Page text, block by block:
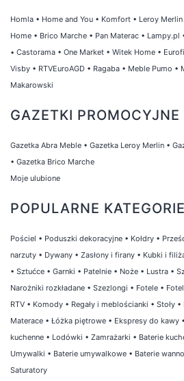
Homla • Home and You • Komfort • Leroy Merlin
Home • Brico Marche • Pan Materac • Lampy.pl
• Castorama • One Market • Witek Home •
Visby • RTVEuroAGD • Ragaba • Meble Pumo •
Makarowski
GAZETKI PROMOCYJNE
Gazetka Abra Meble • Gazetka Leroy Merlin •
• Gazetka Brico Marche
Moje ulubione
POPULARNE KATEGORIE
Pościel • Poduszki dekoracyjne • Kołdry •
narzuty • Dywany • Zasłony i firany • Kubki i
• Sztućce • Garnki • Patelnie • Noże • Lustra •
Narożniki rozkładane • Szezlongi • Fotele •
RTV • Komody • Regały i meblościanki • Stoły •
Materace • Łóżka piętrowe • Ekspresy do kawy •
kuchenne • Lodówki • Zamrażarki • Baterie
Umywalki • Baterie umywalkowe • Baterie
Saturatory